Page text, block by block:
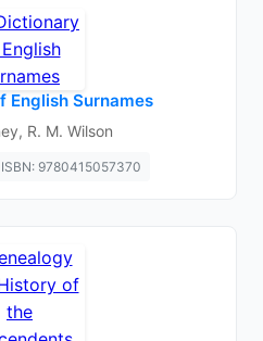
English Surnames
R. M. Wilson
ISBN: 9780415057370